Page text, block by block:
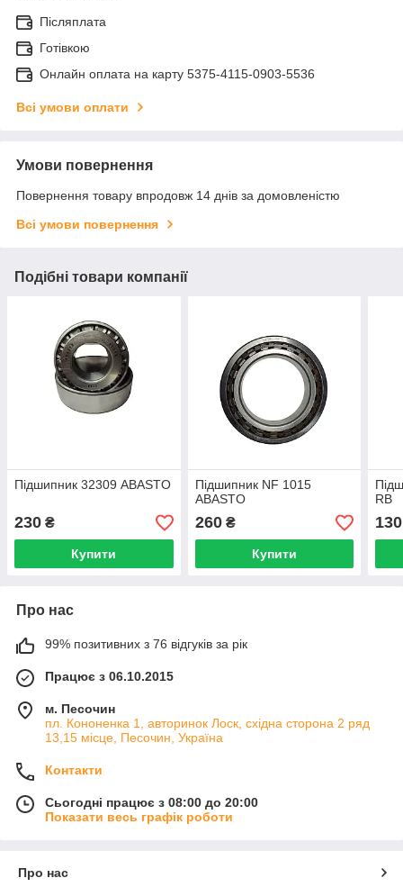
Післяплата
Готівкою
Онлайн оплата на карту 5375-4115-0903-5536
Всі умови оплати
Умови повернення
Повернення товару впродовж 14 днів за домовленістю
Всі умови повернення
Подібні товари компанії
Підшипник 32309 ABASTO
230 ₴
Купити
Підшипник NF 1015
ABASTO
260₴
Купити
RB
130
Про нас
99% позитивних з 76 відгуків за рік
Працює з 06.10.2015
м. Песочин
пл. Кононенка 1, авторинок Лоск, східна сторона 2 ряд
13,15 місце, Песочин, Україна
Контакти
Сьогодні працює з 08:00 до 20:00
Показати весь графік роботи
Про нас